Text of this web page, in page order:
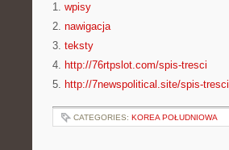
1. wpisy
2. nawigacja
3. teksty
4. http://76rtpslot.com/spis-tresci
5. http://7newspolitical.site/spis-tresci
CATEGORIES: KOREA POŁUDNIOWA